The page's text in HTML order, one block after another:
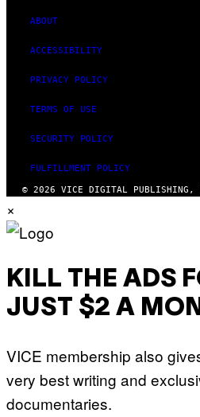
ABOUT
ACCESSIBILITY
PRIVACY POLICY
TERMS OF USE
SECURITY POLICY
FULFILLMENT POLICY
© 2026 VICE DIGITAL PUBLISHING,
×
KILL THE ADS
JUST $2 A
VICE membership also
very best writing and
documentaries.